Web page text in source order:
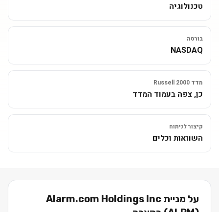
טכנולוגיה
בורסה
NASDAQ
מדד Russell 2000
כן, צפה בעמוד המדד
קיצור לניתוח
השוואות וכלים
על מניית Alarm.com Holdings Inc